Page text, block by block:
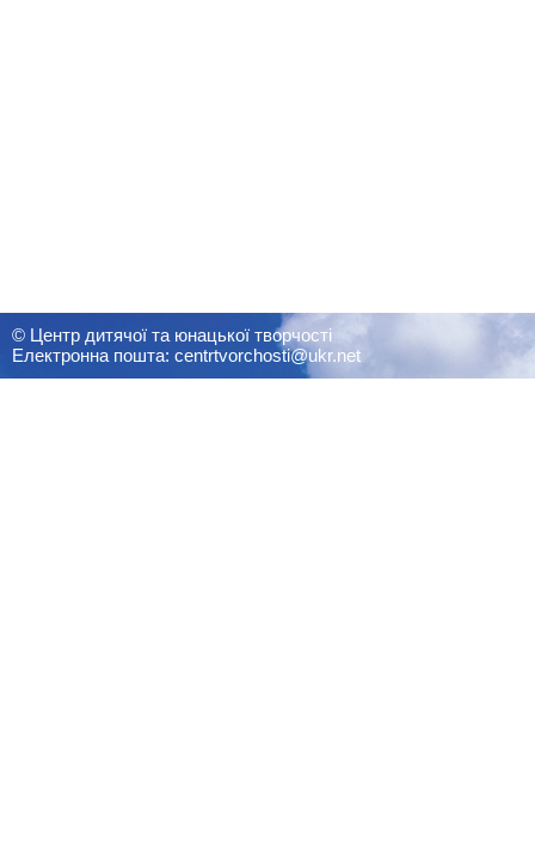
© Центр дитячої та юнацької творчості
Електронна пошта: centrtvorchosti@ukr.net